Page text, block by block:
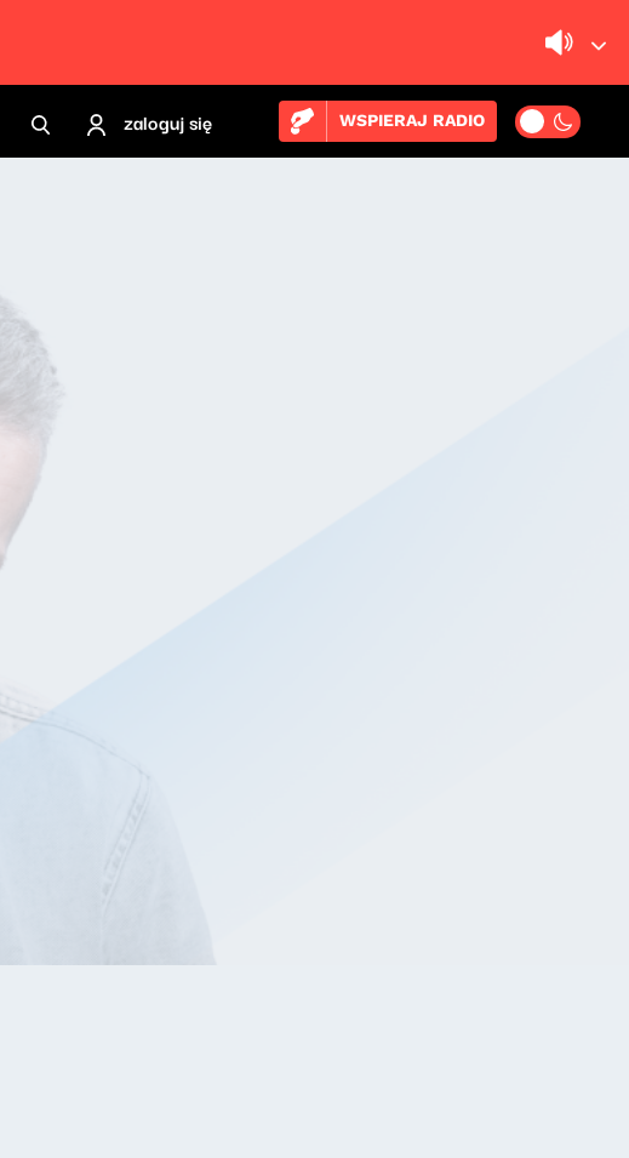
zaloguj się WSPIERAJ RADIO